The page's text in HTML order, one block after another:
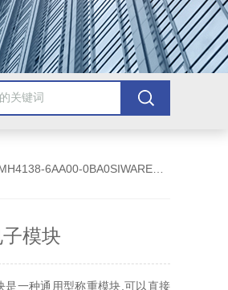
6AA00-0BA0SIWAREX WP321称重电子模块
模块
是一种通用型称重模块,可以直接